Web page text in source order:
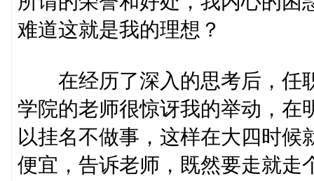
难道这就是我的理想？
在经历了深入的思考后，任
学院的老师很惊讶我的举动，在
以挂名不做事，这样在大四时
便宜，告诉老师，既然要走就走